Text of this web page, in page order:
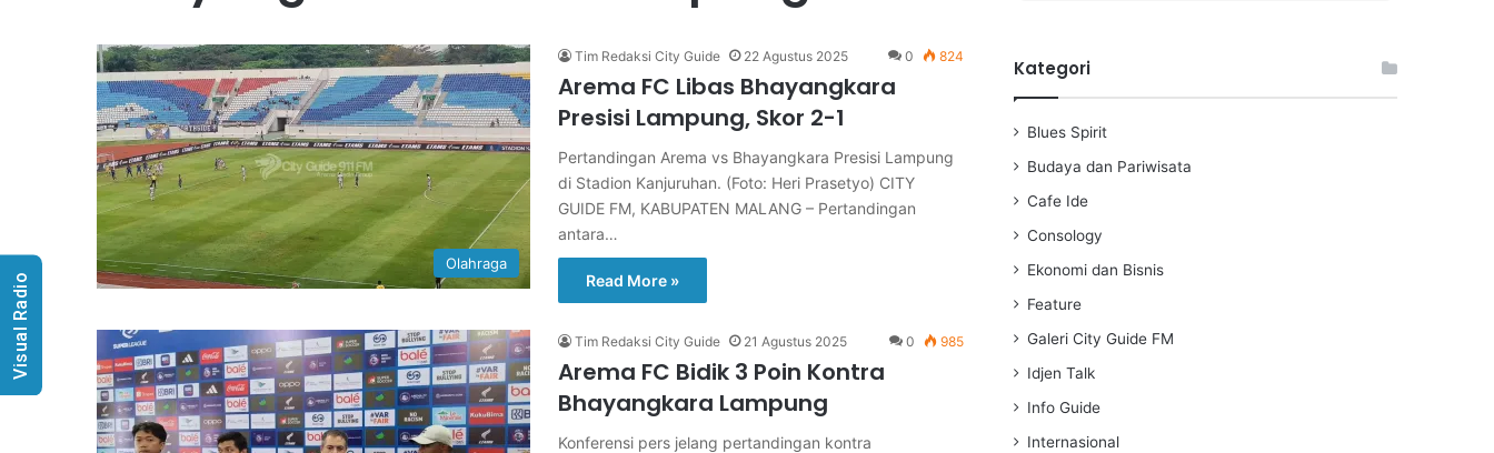
Olahraga
Tim Redaksi City Guide 22 Agustus 2025 0 824
Arema FC Libas Bhayangkara
Presisi Lampung, Skor 2-1
Pertandingan Arema vs Bhayangkara Presisi Lampung
di Stadion Kanjuruhan. (Foto: Heri Prasetyo) CITY
GUIDE FM, KABUPATEN MALANG – Pertandingan
antara…
Read More »
Tim Redaksi City Guide 21 Agustus 2025 0 985
Arema FC Bidik 3 Poin Kontra
Bhayangkara Lampung
Konferensi pers jelang pertandingan kontra
y
i
Kategori
Blues Spirit
Budaya dan Pariwisata
Cafe Ide
Consology
Ekonomi dan Bisnis
Feature
Galeri City Guide FM
Idjen Talk
Info Guide
Internasional
Visual Radio